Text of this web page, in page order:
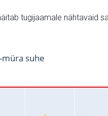
tugijaamale nähtavaid